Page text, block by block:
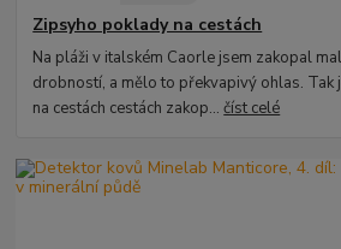
Zipsyho poklady na cestách
Na pláži v italském Caorle jsem zakopal
drobností, a mělo to překvapivý ohlas. Tak
na cestách cestách zakop...číst celé